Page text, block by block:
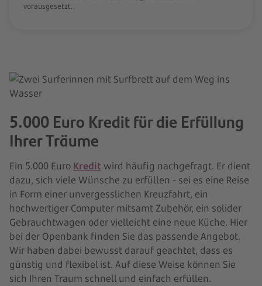
vorausgesetzt.
5.000 Euro Kredit für die Erfüllung
Ihrer Träume
Ein 5.000 Euro Kredit wird häufig nachgefragt. Er dient
dazu, sich viele Wünsche zu erfüllen - sei es eine Reise
in Form einer unvergesslichen Kreuzfahrt, ein
hochwertiger Computer mitsamt Zubehör, ein solider
Gebrauchtwagen oder vielleicht eine neue Küche. Hier
bei der Openbank finden Sie das passende Angebot.
Wir haben dabei bewusst darauf geachtet, dass es
günstig und flexibel ist. Auf diese Weise können Sie
sich Ihren Traum schnell und einfach erfüllen.